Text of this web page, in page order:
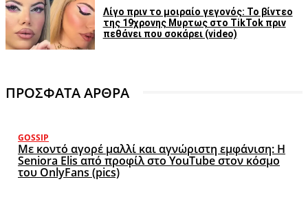
Λίγο πριν το μοιραίο γεγονός: Το βίντεο
της 19χρονης Μυρτως στο TikTok πριν
πεθάνει που σοκάρει (video)
ΠΡΟΣΦΑΤΑ ΑΡΘΡΑ
GOSSIP
Με κοντό αγορέ μαλλί και αγνώριστη εμφάνιση: Η
Seniora Elis από προφίλ στο YouTube στον κόσμο
του OnlyFans (pics)